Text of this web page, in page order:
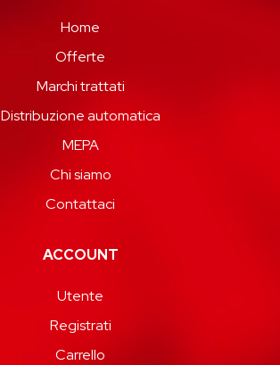
Home
Offerte
Marchi trattati
Distribuzione automatica
MEPA
Chi siamo
Contattaci
ACCOUNT
Utente
Registrati
Carrello